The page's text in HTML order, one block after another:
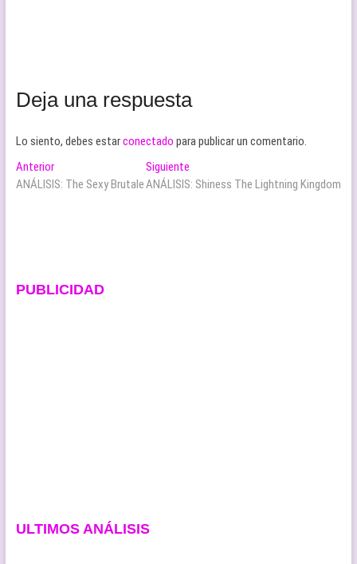
Deja una respuesta
Lo siento, debes estarconectado para publicar un comentario.
Navegación
de
AnteriorEntrada
anterior:
ANÁLISIS: The Sexy Brutale
Siguiente
siguiente:
ANÁLISIS: Shiness The Lightning Kingdom
PUBLICIDAD
ULTIMOS ANÁLISIS